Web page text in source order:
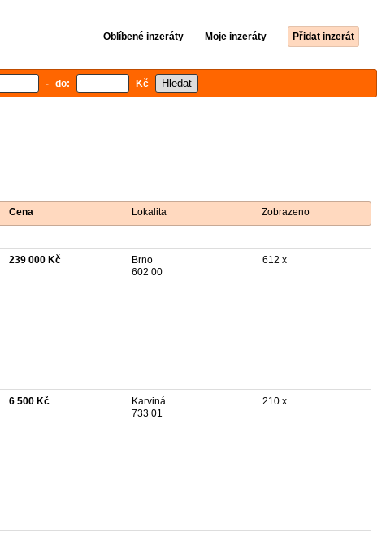
Oblíbené inzeráty Moje inzeráty Přidat inzerát
- do: Kč
Cena Lokalita Zobrazeno
239 000 Kč
Brno
602 00
612 x
6 500 Kč
Karviná
733 01
210 x